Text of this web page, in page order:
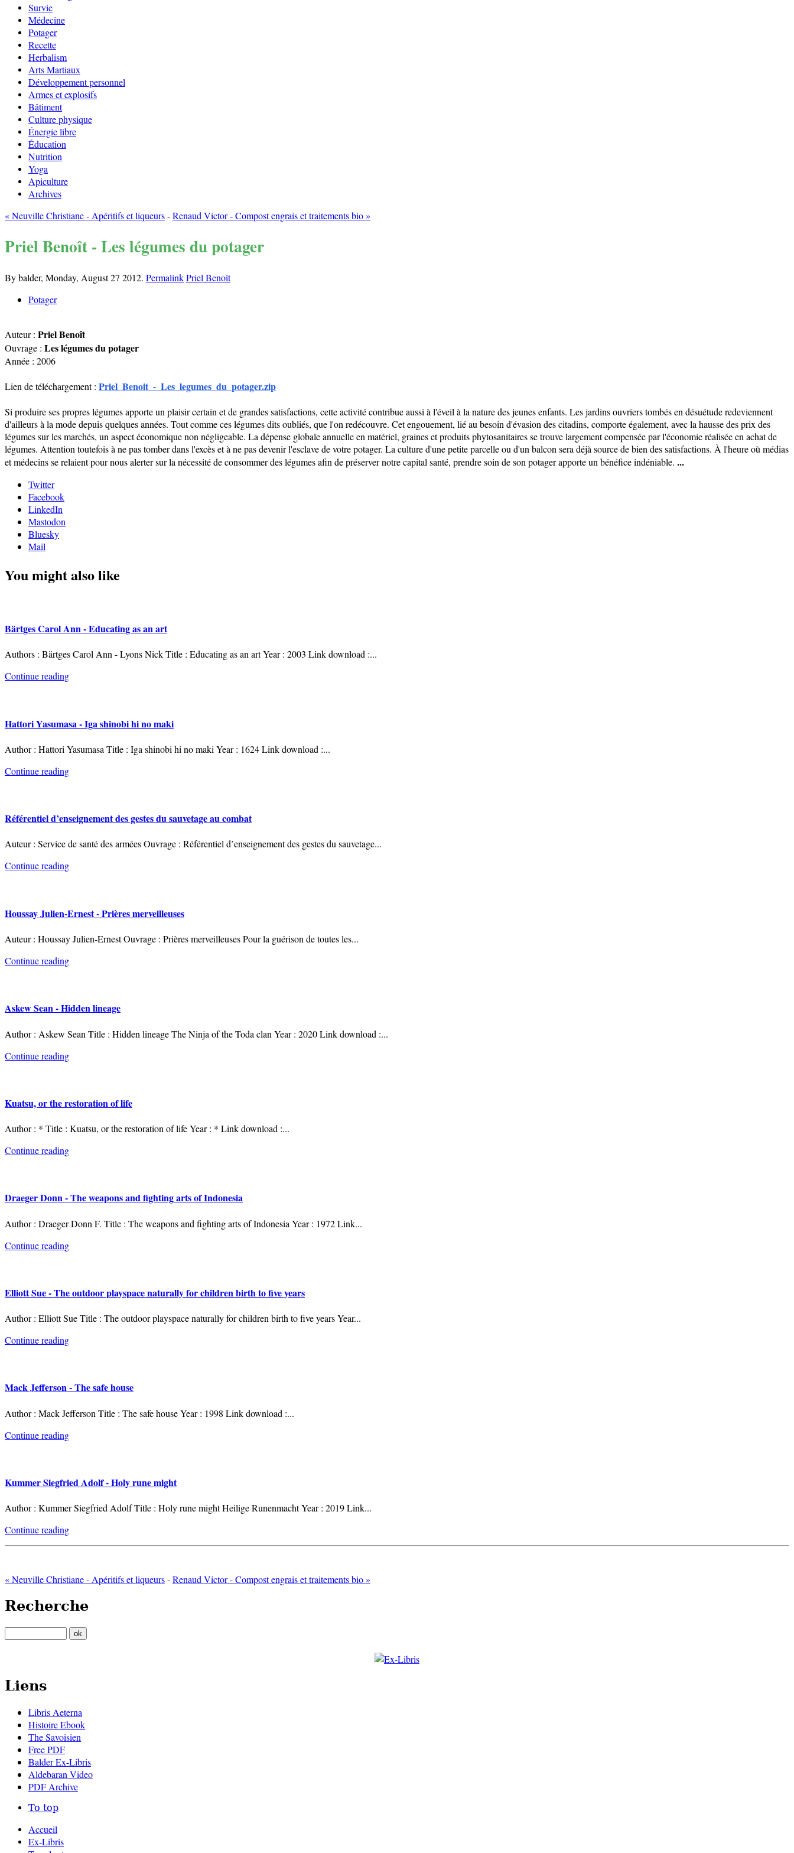
Survie
Médecine
Potager
Recette
Herbalism
Arts Martiaux
Développement personnel
Armes et explosifs
Bâtiment
Culture physique
Énergie libre
Éducation
Nutrition
Yoga
Apiculture
Archives
« Neuville Christiane - Apéritifs et liqueurs-Renaud Victor - Compost engrais et traitements bio »
Priel Benoît - Les légumes du potager
By balder, Monday, August 27 2012. PermalinkPriel Benoît
Potager
Auteur : Priel Benoît
Ouvrage : Les légumes du potager
Année : 2006
Lien de téléchargement : Priel_Benoit_-_Les_legumes_du_potager.zip
Si produire ses propres légumes apporte un plaisir certain et de grandes satisfactions, cette activité contribue aussi à l'éveil à la nature des jeunes enfants. Les jardins ouvriers tombés en désuétude redeviennent
d'ailleurs à la mode depuis quelques années. Tout comme ces légumes dits oubliés, que l'on redécouvre. Cet engouement, lié au besoin d'évasion des citadins, comporte également, avec la hausse des prix des
légumes sur les marchés, un aspect économique non négligeable. La dépense globale annuelle en matériel, graines et produits phytosanitaires se trouve largement compensée par l'économie réalisée en achat de
légumes. Attention toutefois à ne pas tomber dans l'excès et à ne pas devenir l'esclave de votre potager. La culture d'une petite parcelle ou d'un balcon sera déjà source de bien des satisfactions. À l'heure où médias
et médecins se relaient pour nous alerter sur la nécessité de consommer des légumes afin de préserver notre capital santé, prendre soin de son potager apporte un bénéfice indéniable. ...
Twitter
Facebook
LinkedIn
Mastodon
Bluesky
Mail
You might also like
Bärtges Carol Ann - Educating as an art
Authors : Bärtges Carol Ann - Lyons Nick Title : Educating as an art Year : 2003 Link download :...
Continue reading
Hattori Yasumasa - Iga shinobi hi no maki
Author : Hattori Yasumasa Title : Iga shinobi hi no maki Year : 1624 Link download :...
Continue reading
Référentiel d’enseignement des gestes du sauvetage au combat
Auteur : Service de santé des armées Ouvrage : Référentiel d’enseignement des gestes du sauvetage...
Continue reading
Houssay Julien-Ernest - Prières merveilleuses
Auteur : Houssay Julien-Ernest Ouvrage : Prières merveilleuses Pour la guérison de toutes les...
Continue reading
Askew Sean - Hidden lineage
Author : Askew Sean Title : Hidden lineage The Ninja of the Toda clan Year : 2020 Link download :...
Continue reading
Kuatsu, or the restoration of life
Author : * Title : Kuatsu, or the restoration of life Year : * Link download :...
Continue reading
Draeger Donn - The weapons and fighting arts of Indonesia
Author : Draeger Donn F. Title : The weapons and fighting arts of Indonesia Year : 1972 Link...
Continue reading
Elliott Sue - The outdoor playspace naturally for children birth to five years
Author : Elliott Sue Title : The outdoor playspace naturally for children birth to five years Year...
Continue reading
Mack Jefferson - The safe house
Author : Mack Jefferson Title : The safe house Year : 1998 Link download :...
Continue reading
Kummer Siegfried Adolf - Holy rune might
Author : Kummer Siegfried Adolf Title : Holy rune might Heilige Runenmacht Year : 2019 Link...
Continue reading
« Neuville Christiane - Apéritifs et liqueurs-Renaud Victor - Compost engrais et traitements bio »
Recherche
Liens
Libris Aeterna
Histoire Ebook
The Savoisien
Free PDF
Balder Ex-Libris
Aldebaran Video
PDF Archive
To top
Accueil
Ex-Libris